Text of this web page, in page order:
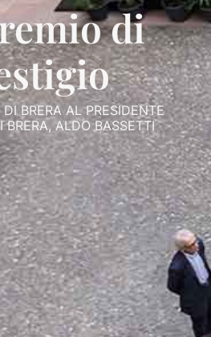
di
BRERA AL PRESIDENTE
BRERA, ALDO BASSETTI